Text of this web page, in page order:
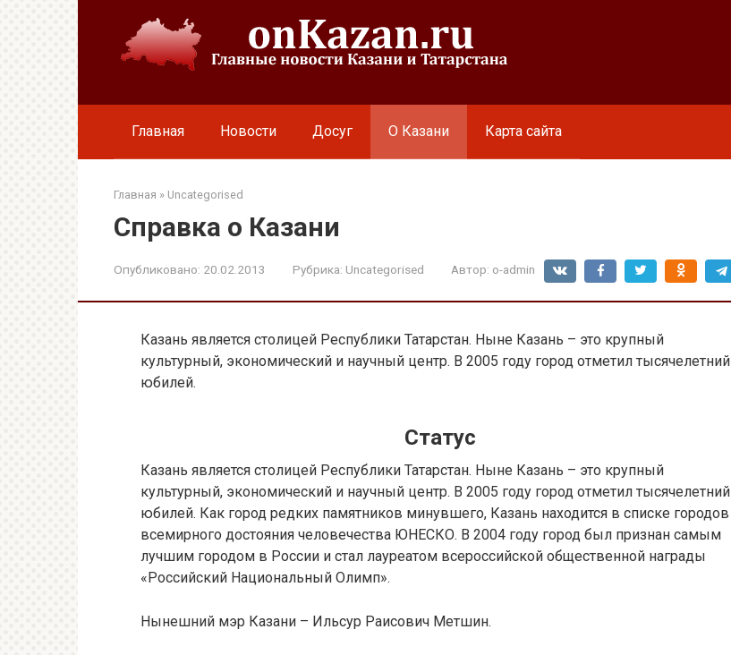
Главная Новости Досуг О Казани Карта сайта
Главная » Uncategorised
Справка о Казани
Опубликовано: 20.02.2013 Рубрика: Uncategorised Автор: o-admin
Казань является столицей Республики Татарстан. Ныне Казань – это крупный
культурный, экономический и научный центр. В 2005 году город отметил тысячелетний
юбилей.
Статус
Казань является столицей Республики Татарстан. Ныне Казань – это крупный
культурный, экономический и научный центр. В 2005 году город отметил тысячелетний
юбилей. Как город редких памятников минувшего, Казань находится в списке городов
всемирного достояния человечества ЮНЕСКО. В 2004 году город был признан самым
лучшим городом в России и стал лауреатом всероссийской общественной награды
«Российский Национальный Олимп».
Нынешний мэр Казани – Ильсур Раисович Метшин.